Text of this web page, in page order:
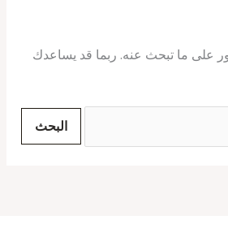
على ما تبحث عنه. ربما قد يساعدك